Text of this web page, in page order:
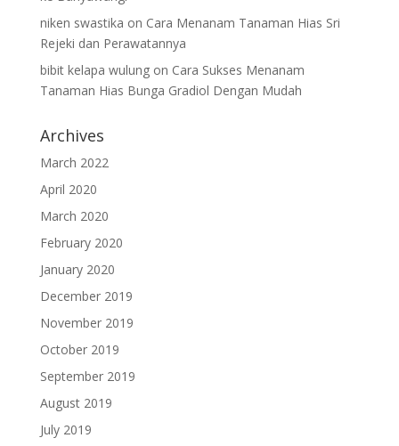
niken swastika on Cara Menanam Tanaman Hias Sri
Rejeki dan Perawatannya
bibit kelapa wulungon Cara Sukses Menanam
Tanaman Hias Bunga Gradiol Dengan Mudah
Archives
March 2022
April 2020
March 2020
February 2020
January 2020
December 2019
November 2019
October 2019
September 2019
August 2019
July 2019